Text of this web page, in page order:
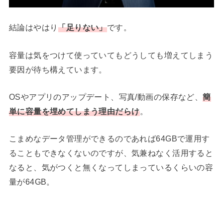
結論はやはり 「足りない」です。
容量は気をつけて使っていてもどうしても増えてしまう
要因が待ち構えています。
OSやアプリのアップデート、写真/動画の保存など、簡
単に容量を埋めてしまう理由だらけ。
こまめなデータ管理ができるのであれば64GBで運用す
ることもできなくないのですが、気兼ねなく活用すると
なると、気がつくと無くなってしまっているくらいの容
量が64GB。